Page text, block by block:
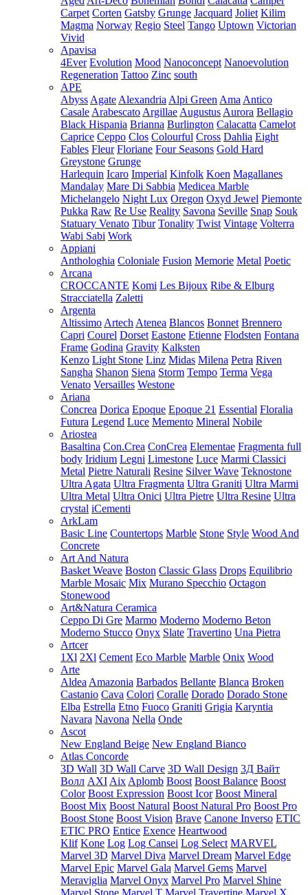
Carpet Corten Gatsby Grunge Jacquard Joliet Kilim
Magma Norway Regio Steel Tango Uptown Victorian
Vivid
Apavisa
4Ever Evolution Mood Nanoconcept Nanoevolution
Regeneration Tattoo Zinc south
APE
Abyss Agate Alexandria Alpi Green Ama Antico
Casale Arabescato Argillae Augustus Aurora Bellagio
Black Hispania Brianna Burlington Calacatta Camelot
Caprice Ceppo Clos Colourful Cross Dahlia Eight
Fables Fleur Floriane Four Seasons Gold Hard
Greystone Grunge
Harlequin Icaro Imperial Kinfolk Koen Magallanes
Mandalay Mare Di Sabbia Medicea Marble
Michelangelo Night Lux Oregon Oxyd Jewel Piemonte
Pukka Raw Re Use Reality Savona Seville Snap Souk
Statuary Venato Tibur Tonality Twist Vintage Volterra
Wabi Sabi Work
Appiani
Anthologhia Coloniale Fusion Memorie Metal Poetic
Arcana
CROCCANTE Komi Les Bijoux Ribe & Elburg
Stracciatella Zaletti
Argenta
Altissimo Artech Atenea Blancos Bonnet Brennero
Capri Courel Dorset Eastone Etienne Flodsten Fontana
Frame Godina Gravity Kalksten
Kenzo Light Stone Linz Midas Milena Petra Riven
Sangha Shanon Siena Storm Tempo Terma Vega
Venato Versailles Westone
Ariana
Concrea Dorica Epoque Epoque 21 Essential Floralia
Futura Legend Luce Memento Mineral Nobile
Ariostea
Basaltina Con.Crea ConCrea Elementae Fragmenta full
body Iridium Legni Limestone Luce Marmi Classici
Metal Pietre Naturali Resine Silver Wave Teknostone
Ultra Agata Ultra Fragmenta Ultra Graniti Ultra Marmi
Ultra Metal Ultra Onici Ultra Pietre Ultra Resine Ultra
crystal iCementi
ArkLam
Basic Line Countertops Marble Stone Style Wood And
Concrete
Art And Natura
Basket Weave Boston Classic Glass Drops Equilibrio
Marble Mosaic Mix Murano Specchio Octagon
Stonewood
Art&Natura Ceramica
Ceppo Di Gre Marmo Moderno Moderno Beton
Moderno Stucco Onyx Slate Travertino Una Pietra
Artcer
1Xl 2Xl Cement Eco Marble Marble Onix Wood
Arte
Aldea Amazonia Barbados Bellante Blanca Broken
Castanio Cava Colori Coralle Dorado Dorado Stone
Elba Estrella Etno Fuoco Graniti Grigia Karyntia
Navara Navona Nella Onde
Ascot
New England Beige New England Bianco
Atlas Concorde
3D Wall 3D Wall Carve 3D Wall Design 3Д Вайт
Волл AXI Aix Aplomb Boost Boost Balance Boost
Color Boost Expression Boost Icor Boost Mineral
Boost Mix Boost Natural Boost Natural Pro Boost Pro
Boost Stone Boost Vision Brave Canone Inverso ETIC
ETIC PRO Entice Exence Heartwood
Klif Kone Log Log Cansei Log Select MARVEL
Marvel 3D Marvel Diva Marvel Dream Marvel Edge
Marvel Epic Marvel Gala Marvel Gems Marvel
Meraviglia Marvel Onyx Marvel Pro Marvel Shine